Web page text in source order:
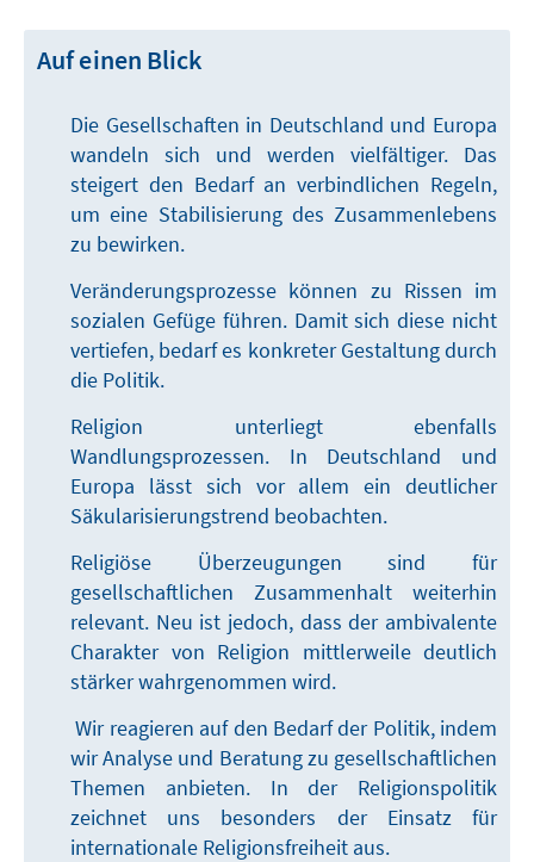
Auf einen Blick
Die Gesellschaften in Deutschland und Europa
wandeln sich und werden vielfältiger. Das
steigert den Bedarf an verbindlichen Regeln,
um eine Stabilisierung des Zusammenlebens
zu bewirken.
Veränderungsprozesse können zu Rissen im
sozialen Gefüge führen. Damit sich diese nicht
vertiefen, bedarf es konkreter Gestaltung durch
die Politik.
Religion unterliegt ebenfalls
Wandlungsprozessen. In Deutschland und
Europa lässt sich vor allem ein deutlicher
Säkularisierungstrend beobachten.
Religiöse Überzeugungen sind für
gesellschaftlichen Zusammenhalt weiterhin
relevant. Neu ist jedoch, dass der ambivalente
Charakter von Religion mittlerweile deutlich
stärker wahrgenommen wird.
Wir reagieren auf den Bedarf der Politik, indem
wir Analyse und Beratung zu gesellschaftlichen
Themen anbieten. In der Religionspolitik
zeichnet uns besonders der Einsatz für
internationale Religionsfreiheit aus.